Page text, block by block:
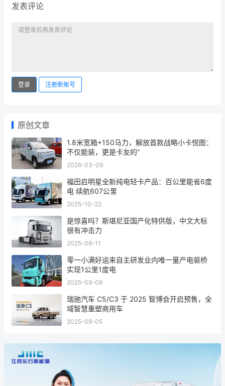
发表评论
登录 注册新账号
原创文章
1.8米宽箱+150马力，解放首款战略小卡悦图：
不仅能装，更是卡友的“
2026-03-09
福田启明星全新纯电轻卡产品：百公里能省6度
电 续航607公里
2025-10-22
是惊喜吗？斯堪尼亚国产化特供版，中文大标
很有冲击力
2025-09-11
零一小满好运来自主研发业内唯一量产电驱桥
实现1公里1度电
2025-09-09
瑞驰汽车 C5/C3 于 2025 智博会开启预售，全
域智慧重塑商用车
2025-09-05